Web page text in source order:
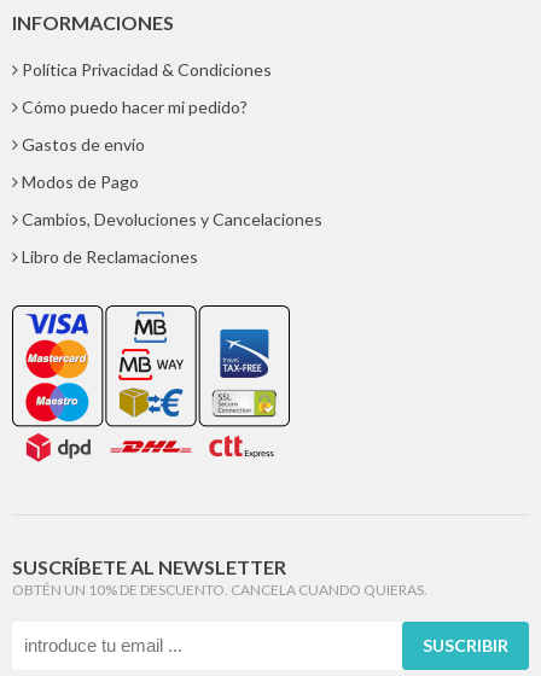
INFORMACIONES
Política Privacidad & Condiciones
Cómo puedo hacer mi pedido?
Gastos de envío
Modos de Pago
Cambios, Devoluciones y Cancelaciones
Libro de Reclamaciones
SUSCRÍBETE AL NEWSLETTER
OBTÉN UN 10% DE DESCUENTO. CANCELA CUANDO QUIERAS.
SUSCRIBIR